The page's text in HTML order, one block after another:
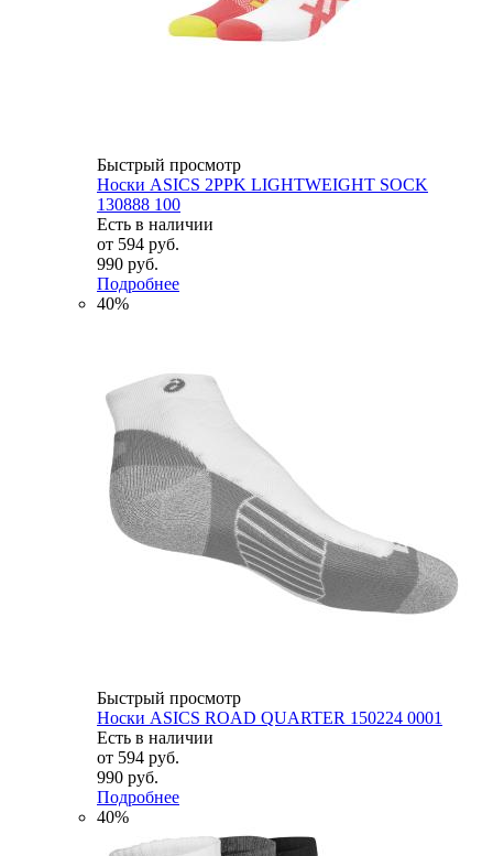
Быстрый просмотр
Носки ASICS 2PPK LIGHTWEIGHT SOCK
130888 100
Есть в наличии
от 594 руб.
990 руб.
Подробнее
40%
Быстрый просмотр
Носки ASICS ROAD QUARTER 150224 0001
Есть в наличии
от 594 руб.
990 руб.
Подробнее
40%